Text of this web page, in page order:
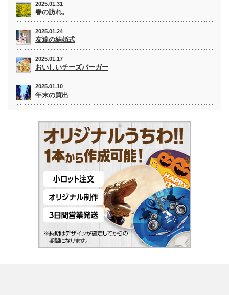
2025.01.31
春の訪れ。
2025.01.24
友達の結婚式
2025.01.17
おいしいチーズバーガー
2025.01.10
年末の買出